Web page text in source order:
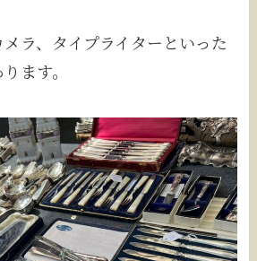
ラ、タイプライターといった
ます。